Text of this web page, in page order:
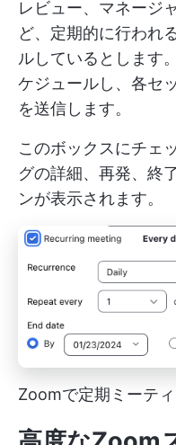
レビュー、マネージ
ど、定期的に行われ
ルしているとします
ケジュールし、各セ
を送信します。
このボックスにチェ
グの詳細、再発、終
ンが表示されます。
Zoomで定期ミーティ